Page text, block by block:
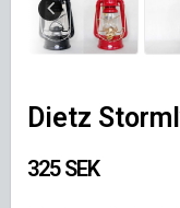
Dietz
325 SEK